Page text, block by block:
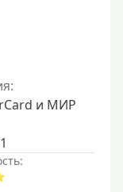
и МИР